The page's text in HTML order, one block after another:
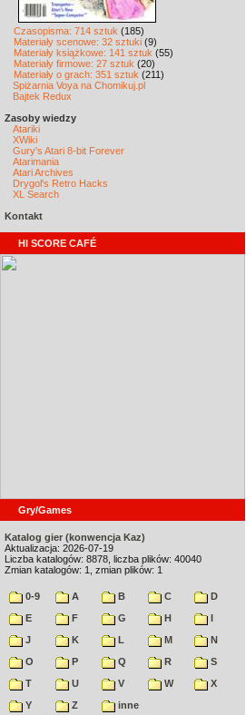
Czasopisma: 714 sztuk (185)
Materiały scenowe: 32 sztuki (9)
Materiały książkowe: 141 sztuk (55)
Materiały firmowe: 27 sztuk (20)
Materiały o grach: 351 sztuk (211)
Spiżarnia Voya na Chomikuj.pl
Bajtek Redux
Zasoby wiedzy
Atariki
XWiki
Gury's Atari 8-bit Forever
Atarimania
Atari Archives
Drygol's Retro Hacks
XL Search
Kontakt
HI SCORE CAFÉ
Gry/Games
Katalog gier (konwencja Kaz)
Aktualizacja: 2026-07-19
Liczba katalogów: 8878, liczba plików: 40040
Zmian katalogów: 1, zmian plików: 1
0-9 A B C
D
E
F G H
I
J
K L M
N
O
P Q R
S
T
U V W
X
Y
Z
inne